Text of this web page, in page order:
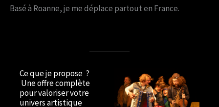
Basé à Roanne, je me déplace partout en France.
Ce que je propose ?
Une offre complète
pour valoriser votre
univers artistique